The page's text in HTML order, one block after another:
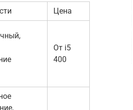
Цена
От i5
400